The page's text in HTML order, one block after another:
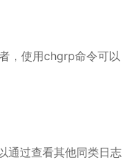
，使用chgrp命令可以
通过查看其他同类日志